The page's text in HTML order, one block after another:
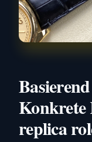
replica